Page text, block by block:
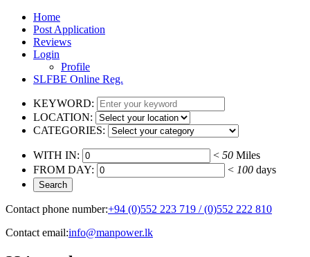
Home
Post Application
Reviews
Login
Profile
SLFBE Online Reg.
KEYWORD:
LOCATION:
CATEGORIES:
WITH IN: < 50 Miles
FROM DAY:
< 100 days
Contact phone number:+94 (0)552 223 719 / (0)552 222 810
Contact email:info@manpower.lk